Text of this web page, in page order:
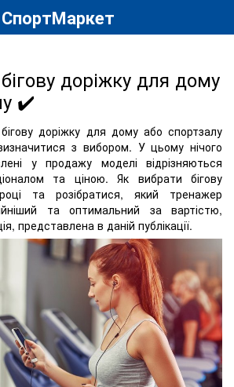
СпортМаркет
доріжку для дому
✔️
доріжку для дому або спортзалу
з вибором. У цьому нічого
у продажу моделі відрізняються
та ціною. Як вибрати бігову
та розібратися, який тренажер
та оптимальний за вартістю,
представлена в даній публікації.